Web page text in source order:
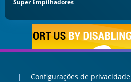
Super Empilhadores
Configurações de privacidade